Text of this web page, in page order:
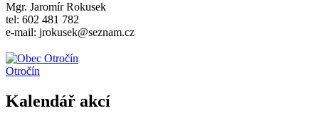
Mgr. Jaromír Rokusek
tel: 602 481 782
e-mail: jrokusek@seznam.cz
Otročín
Kalendář akcí